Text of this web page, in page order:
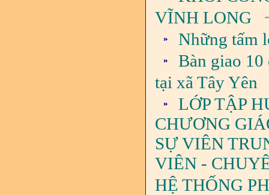
VĨNH LONG
Những tấm
Bàn giao 10
tại xã Tây Yên
LỚP TẬP
CHƯƠNG
SỰ VIÊN
VIÊN -
HỆ THỐNG